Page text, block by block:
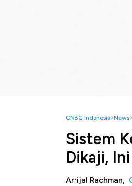
CNBC Indonesia News
Sistem
Dikaji,
Arrijal Rachman,